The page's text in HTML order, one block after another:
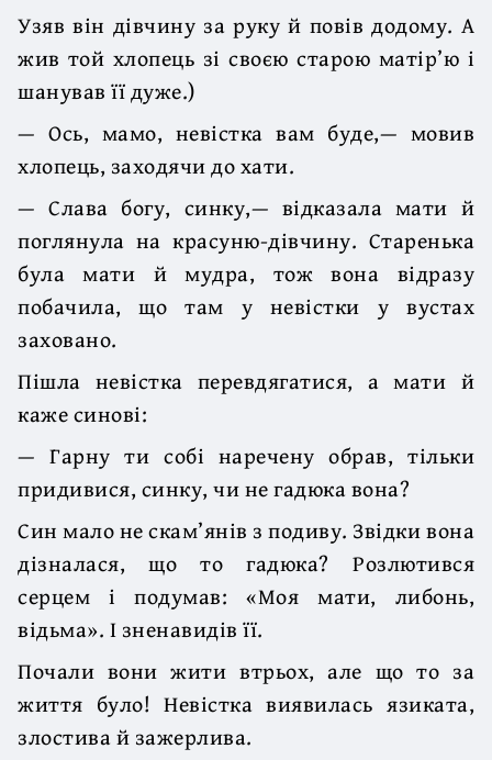
Узяв він дівчину за руку й повів додому. А
жив той хлопець зі своєю старою матір’ю і
шанував її дуже.)
— Ось, мамо, невістка вам буде,— мовив
хлопець, заходячи до хати.
— Слава богу, синку,— відказала мати й
поглянула на красуню-дівчину. Старенька
була мати й мудра, тож вона відразу
побачила, що там у невістки у вустах
заховано.
Пішла невістка перевдягатися, а мати й
каже синові:
— Гарну ти собі наречену обрав, тільки
придивися, синку, чи не гадюка вона?
Син мало не скам’янів з подиву. Звідки вона
дізналася, що то гадюка? Розлютився
серцем і подумав: «Моя мати, либонь,
відьма». І зненавидів її.
Почали вони жити втрьох, але що то за
життя було! Невістка виявилась язиката,
злостива й зажерлива.